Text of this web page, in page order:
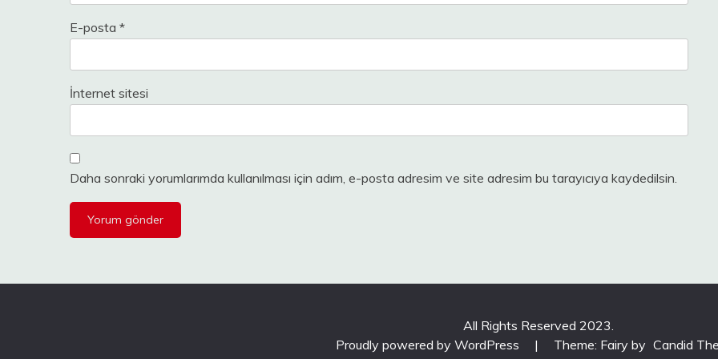
E-posta *
İnternet sitesi
Daha sonraki yorumlarımda kullanılması için adım, e-posta adresim ve site adresim bu tarayıcıya kaydedilsin.
All Rights Reserved 2023.
Proudly powered by WordPress
| Theme: Fairy by Candid